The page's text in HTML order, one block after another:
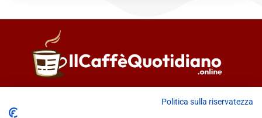
Fiorella Falci
Politica sulla riservatezza